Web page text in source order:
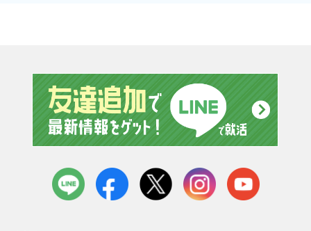
LINE facebook instagramyoutube